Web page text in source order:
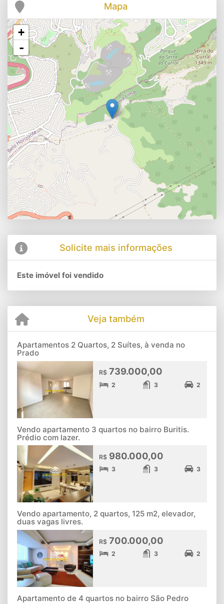
Mapa
+
-
Solicite mais informações
Este imóvel foi vendido
Veja também
Apartamentos 2 Quartos, 2 Suítes, à venda no
Prado
R$ 739.000,00
2 3 2
Vendo apartamento 3 quartos no bairro Buritis.
Prédio com lazer.
R$ 980.000,00
3 3 3
Vendo apartamento, 2 quartos, 125 m2, elevador,
duas vagas livres.
R$ 700.000,00
2 3 2
Apartamento de 4 quartos no bairro São Pedro